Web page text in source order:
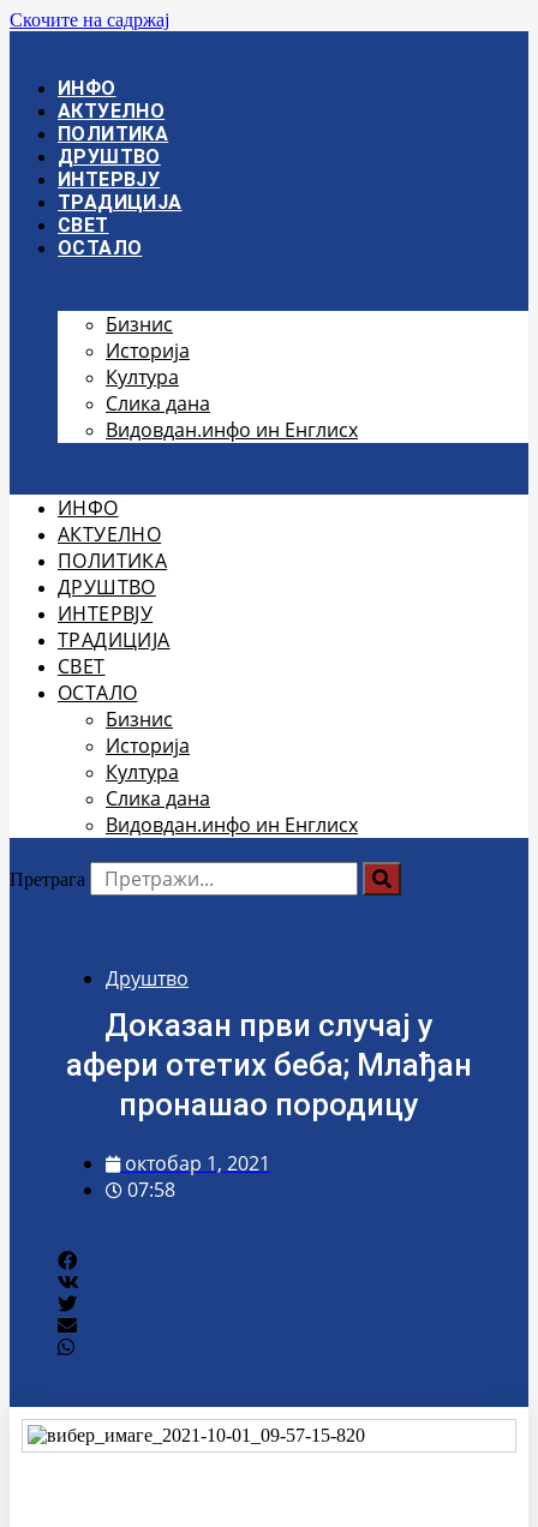
Скочите на садржај
ИНФО
АКТУЕЛНО
ПОЛИТИКА
ДРУШТВО
ИНТЕРВЈУ
ТРАДИЦИЈА
СВЕТ
ОСТАЛО
Бизнис
Историја
Култура
Слика дана
Видовдан.инфо ин Енглисх
ИНФО
АКТУЕЛНО
ПОЛИТИКА
ДРУШТВО
ИНТЕРВЈУ
ТРАДИЦИЈА
СВЕТ
ОСТАЛО
Бизнис
Историја
Култура
Слика дана
Видовдан.инфо ин Енглисх
Претрага
Друштво
Доказан први случај у
афери отетих беба; Млађан
пронашао породицу
октобар 1, 2021
07:58